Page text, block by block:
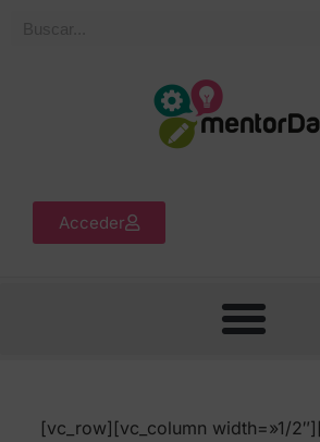
Acceder
[vc_row][vc_column width=»1/